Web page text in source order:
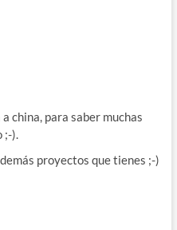
china, para saber muchas
;-).
proyectos que tienes ;-)